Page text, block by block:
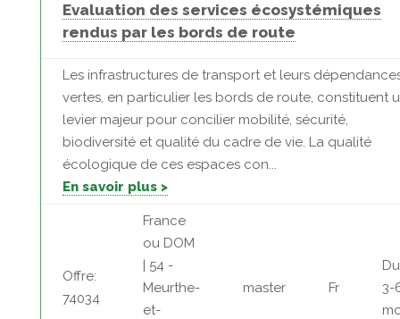
Evaluation des services écosystémiques
rendus par les bords de route
Les infrastructures de transport et leurs
vertes, en particulier les bords de route, constituent
levier majeur pour concilier mobilité, sécurité,
biodiversité et qualité du cadre de vie. La qualité
écologique de ces espaces con...
En savoir plus >
Offre:
74034
France
ou DOM
| 54 -
Meurthe-
et-
master Fr
3-